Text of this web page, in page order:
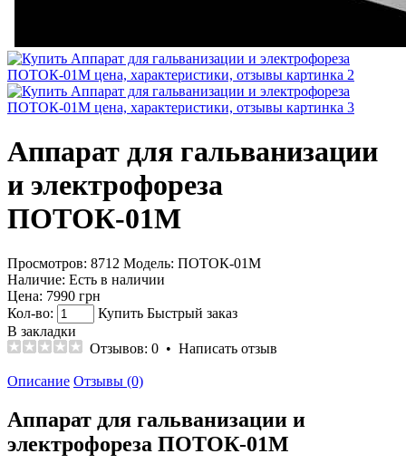
Аппарат для гальванизации
и электрофореза
ПОТОК-01М
Просмотров: 8712 Модель: ПОТОК-01М
Наличие: Есть в наличии
Цена: 7990 грн
Кол-во:
Купить Быстрый заказ
В закладки
Отзывов: 0 • Написать отзыв
Описание Отзывы (0)
Аппарат для гальванизации и
электрофореза ПОТОК-01М